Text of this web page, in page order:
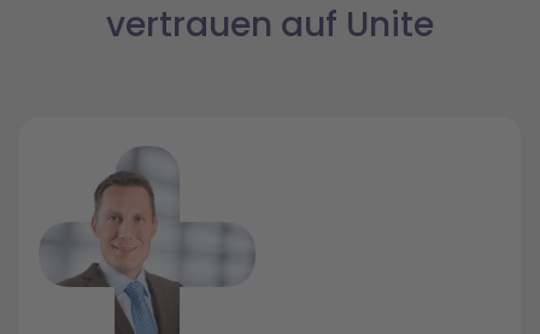
vertrauen auf Unite